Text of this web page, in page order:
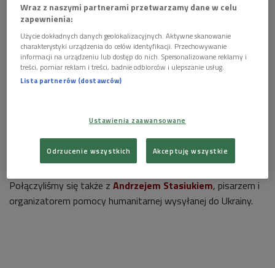
Ukraińska armia od czterech lat broni się przed atakiem putinowskiej
Rosji
Foto: PAP/EPA/PRESS SERVICE OF THE 65TH MECHANIZED BRIGADE /
HANDOUT
>>> Posłuchaj audycji "O wszystkim z kulturą"
Mykoła Riabczuk- eseista i publicysta,
dr Łukasz Adamski-historyk i politolog, specjalizujący
się w historii Europy Wschodniej.
Połączyliśmy się także z Andrzejem Stasiukiem, pisarzem i
organizatorem pomocy humanitarnej wysyłanej do Ukrainy.
Wraz z naszymi partnerami przetwarzamy dane w celu
zapewnienia:
Użycie dokładnych danych geolokalizacyjnych. Aktywne skanowanie
charakterystyki urządzenia do celów identyfikacji. Przechowywanie
informacji na urządzeniu lub dostęp do nich. Spersonalizowane reklamy i
treści, pomiar reklam i treści, badnie odbiorców i ulepszanie usług.
Lista partnerów (dostawców)
Ustawienia zaawansowane
Odrzucenie wszystkich Akceptuję wszystkie